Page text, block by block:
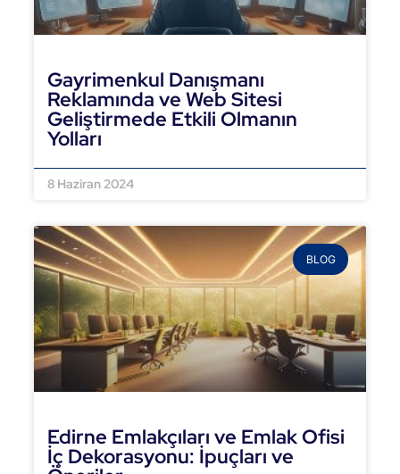
Gayrimenkul Danışmanı
Reklamında ve Web Sitesi
Geliştirmede Etkili Olmanın
Yolları
8 Haziran 2024
BLOG
Edirne Emlakçıları ve Emlak Ofisi
İç Dekorasyonu: İpuçları ve